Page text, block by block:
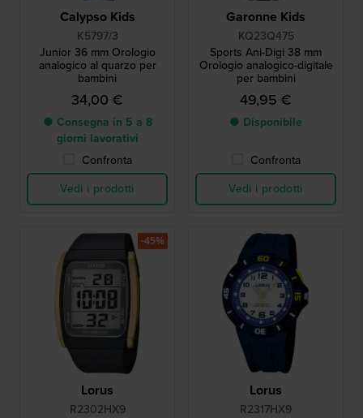
Calypso Kids
K5797/3
Junior 36 mm Orologio
analogico al quarzo per
bambini
34,00 €
● Consegna in 5 a 8
giorni lavorativi
Confronta
Vedi i prodotti
Garonne Kids
KQ23Q475
Sports Ani-Digi 38 mm
Orologio analogico-digitale
per bambini
49,95 €
● Disponibile
Confronta
Vedi i prodotti
Lorus
R2302HX9
-45%
Lorus
R2317HX9